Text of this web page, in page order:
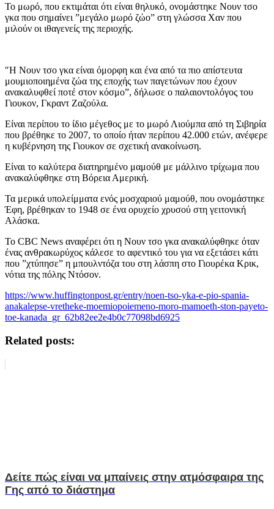
Το μωρό, που εκτιμάται ότι είναι θηλυκό, ονομάστηκε Νουν τσο
γκα που σημαίνει ”μεγάλο μωρό ζώο” στη γλώσσα Χαν που
μιλούν οι ιθαγενείς της περιοχής.
″Η Νουν τσο γκα είναι όμορφη και ένα από τα πιο απίστευτα
μουμιοποιημένα ζώα της εποχής των παγετώνων που έχουν
ανακαλυφθεί ποτέ στον κόσμο”, δήλωσε ο παλαιοντολόγος του
Γιουκον, Γκραντ Ζαζούλα.
Είναι περίπου το ίδιο μέγεθος με το μωρό Λιούμπα από τη Σιβηρία
που βρέθηκε το 2007, το οποίο ήταν περίπου 42.000 ετών, ανέφερε
η κυβέρνηση της Γιουκον σε σχετική ανακοίνωση.
Είναι το καλύτερα διατηρημένο μαμούθ με μάλλινο τρίχωμα που
ανακαλύφθηκε στη Βόρεια Αμερική.
Τα μερικά υπολείμματα ενός μοσχαριού μαμούθ, που ονομάστηκε
Έφη, βρέθηκαν το 1948 σε ένα ορυχείο χρυσού στη γειτονική
Αλάσκα.
Το CBC News αναφέρει ότι η Νουν τσο γκα ανακαλύφθηκε όταν
ένας ανθρακωρύχος κάλεσε το αφεντικό του για να εξετάσει κάτι
που ”χτύπησε” η μπουλντόζα του στη λάσπη στο Γιουρέκα Κρικ,
νότια της πόλης Ντόσον.
https://www.huffingtonpost.gr/entry/noen-tso-yka-e-pio-spania-
anakalepse-vretheke-moemiopoiemeno-moro-mamoeth-ston-payeto-
toe-kanada_gr_62b82ee2e4b0c77098bd6925
Related posts:
Δείτε πώς είναι να μπαίνεις στην ατμόσφαιρα της
Γης από το διάστημα